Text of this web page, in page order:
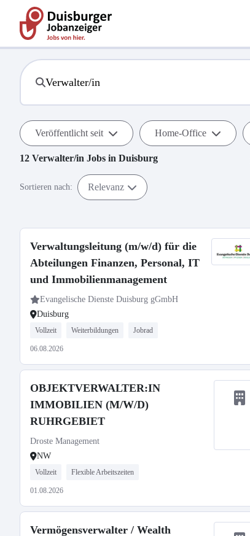
Veröffentlicht seit Home-Office
12 Verwalter/in Jobs in Duisburg
Sortieren nach: Relevanz
Verwaltungsleitung (m/w/d) für die
Abteilungen Finanzen, Personal, IT
und Immobilienmanagement
Evangelische Dienste Duisburg gGmbH
Duisburg
Vollzeit Weiterbildungen Jobrad
06.08.2026
OBJEKTVERWALTER:IN
IMMOBILIEN (M/W/D)
RUHRGEBIET
Droste Management
NW
Vollzeit Flexible Arbeitszeiten
01.08.2026
Vermögensverwalter / Wealth